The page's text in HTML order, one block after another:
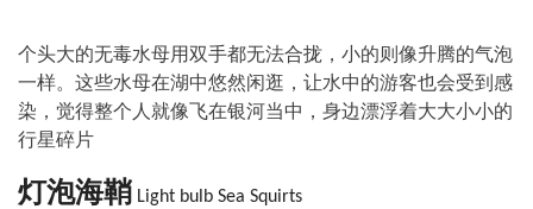
个头大的无毒水母用双手都无法合拢，小的则像升腾的气泡
一样。这些水母在湖中悠然闲逛，让水中的游客也会受到感
染，觉得整个人就像飞在银河当中，身边漂浮着大大小小的
行星碎片
灯泡海鞘 Light bulb Sea Squirts